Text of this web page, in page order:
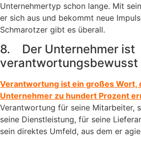
Unternehmertyp schon lange. Mit
er sich aus und bekommt neue
Schmarotzer gibt es überall.
8. Der Unternehmer ist
verantwortungsbewusst
Verantwortung ist ein großes Wort,
Unternehmer zu hundert Prozent
Verantwortung für seine Mitarbeiter,
seine Dienstleistung, für seine
sein direktes Umfeld, aus dem er